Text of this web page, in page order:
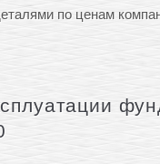
по ценам